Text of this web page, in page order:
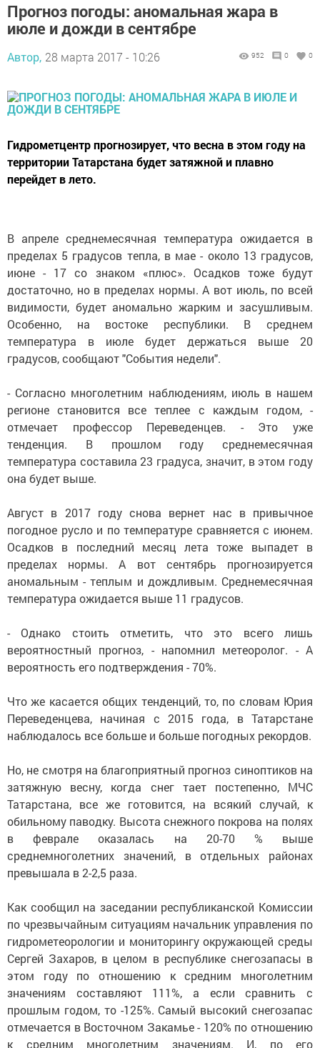
Прогноз погоды: аномальная жара в
июле и дожди в сентябре
Автор, 28 марта 2017 - 10:26 952 0 0
Гидрометцентр прогнозирует, что весна в этом году на
территории Татарстана будет затяжной и плавно
перейдет в лето.
В апреле среднемесячная температура ожидается в
пределах 5 градусов тепла, в мае - около 13 градусов,
июне - 17 со знаком «плюс». Осадков тоже будут
достаточно, но в пределах нормы. А вот июль, по всей
видимости, будет аномально жарким и засушливым.
Особенно, на востоке республики. В среднем
температура в июле будет держаться выше 20
градусов, сообщают "События недели".
- Согласно многолетним наблюдениям, июль в нашем
регионе становится все теплее с каждым годом, -
отмечает профессор Переведенцев. - Это уже
тенденция. В прошлом году среднемесячная
температура составила 23 градуса, значит, в этом году
она будет выше.
Август в 2017 году снова вернет нас в привычное
погодное русло и по температуре сравняется с июнем.
Осадков в последний месяц лета тоже выпадет в
пределах нормы. А вот сентябрь прогнозируется
аномальным - теплым и дождливым. Среднемесячная
температура ожидается выше 11 градусов.
- Однако стоить отметить, что это всего лишь
вероятностный прогноз, - напомнил метеоролог. - А
вероятность его подтверждения - 70%.
Что же касается общих тенденций, то, по словам Юрия
Переведенцева, начиная с 2015 года, в Татарстане
наблюдалось все больше и больше погодных рекордов.
Но, не смотря на благоприятный прогноз синоптиков на
затяжную весну, когда снег тает постепенно, МЧС
Татарстана, все же готовится, на всякий случай, к
обильному паводку. Высота снежного покрова на полях
в феврале оказалась на 20-70 % выше
среднемноголетних значений, в отдельных районах
превышала в 2-2,5 раза.
Как сообщил на заседании республиканской Комиссии
по чрезвычайным ситуациям начальник управления по
гидрометеорологии и мониторингу окружающей среды
Сергей Захаров, в целом в республике снегозапасы в
этом году по отношению к средним многолетним
значениям составляют 111%, а если сравнить с
прошлым годом, то -125%. Самый высокий снегозапас
отмечается в Восточном Закамье - 120% по отношению
к средним многолетним значениям. И, по его